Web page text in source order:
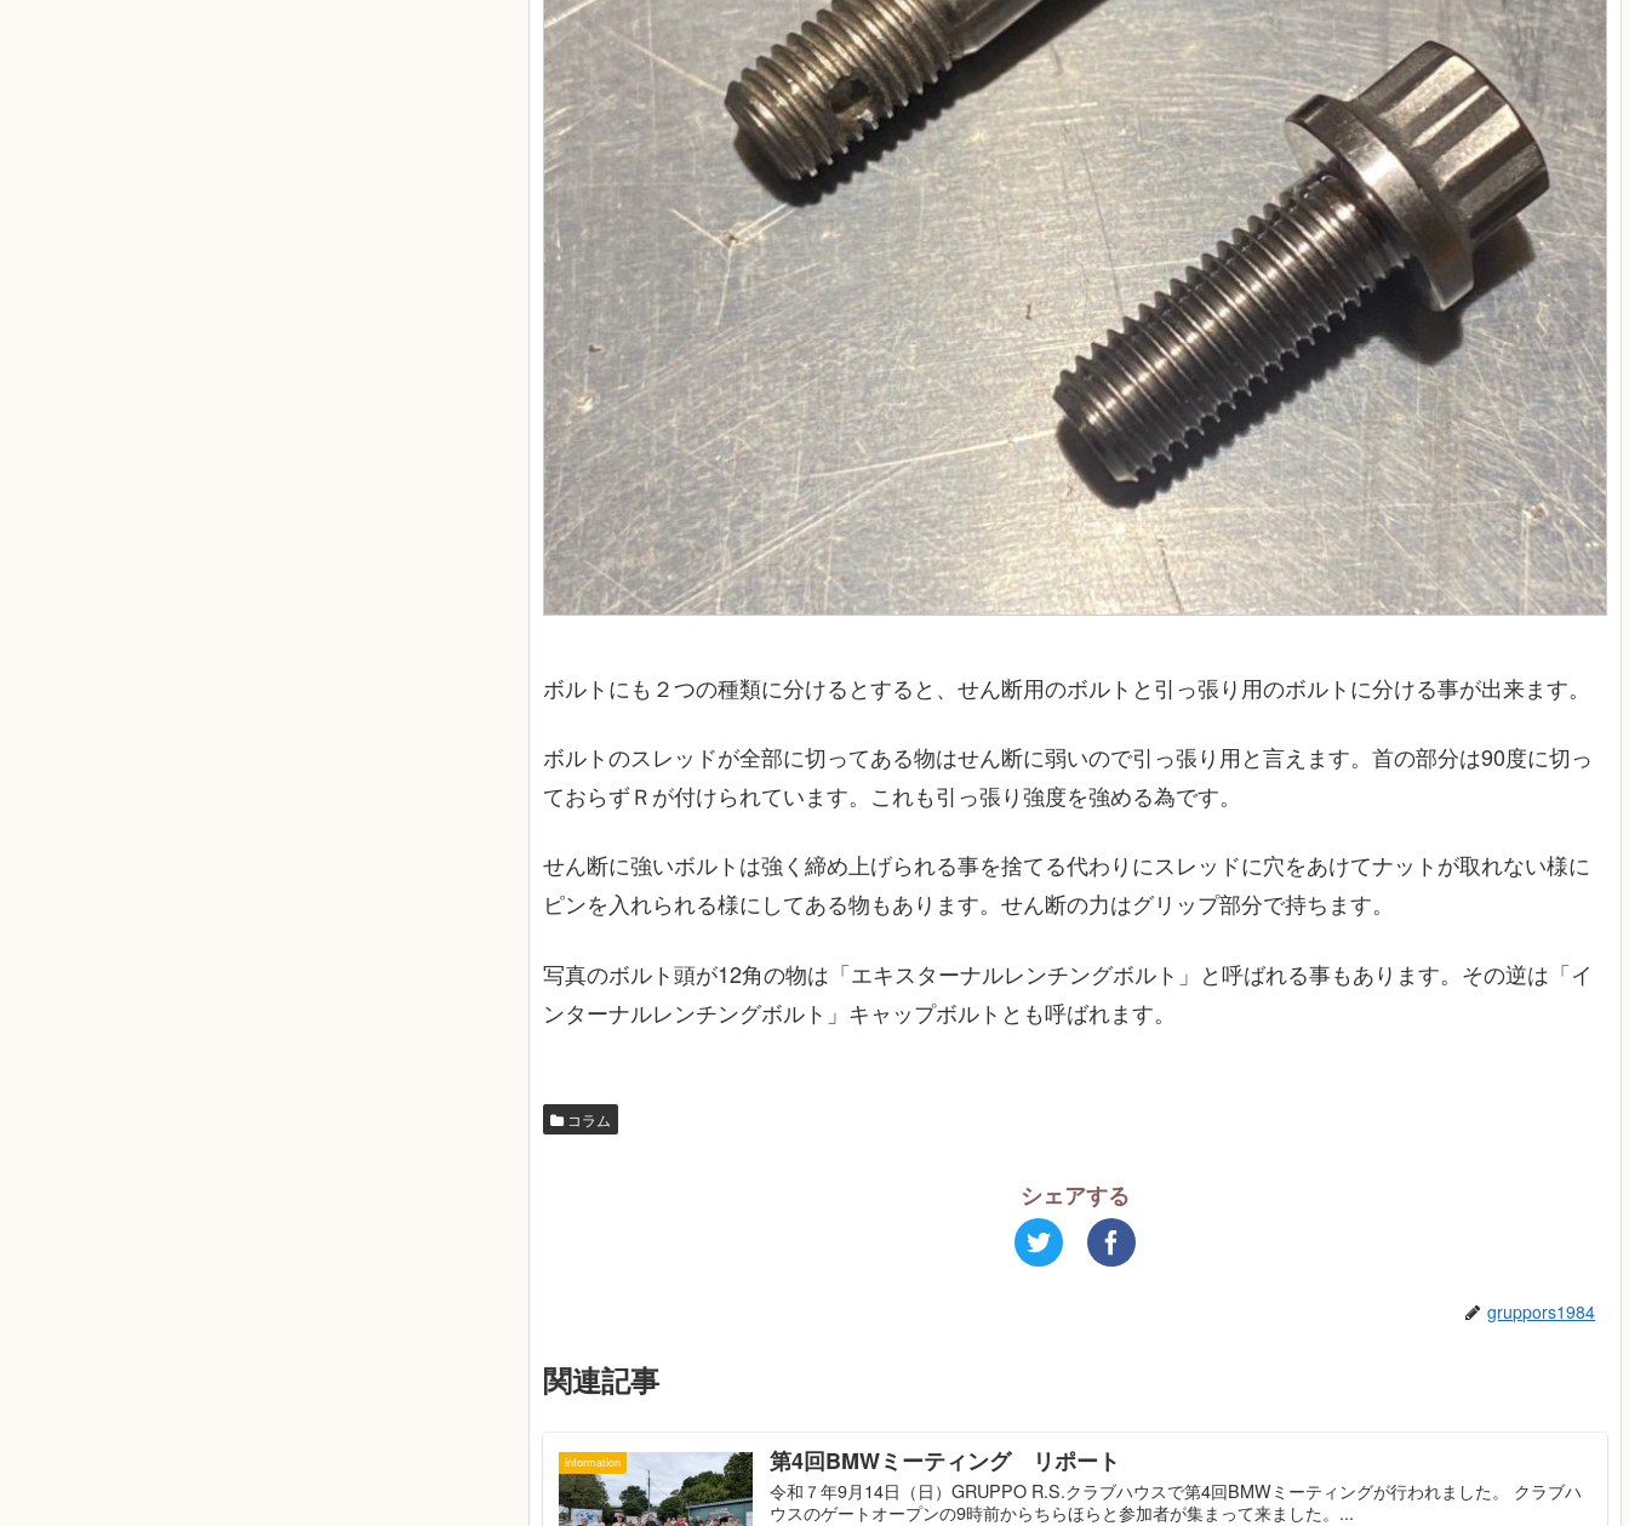
ボルトにも２つの種類に分けるとすると、せん断用のボルトと引っ張り用のボルトに分ける事が出来ます。
ボルトのスレッドが全部に切ってある物はせん断に弱いので引っ張り用と言えます。首の部分は90度に切っ
ておらずＲが付けられています。これも引っ張り強度を強める為です。
せん断に強いボルトは強く締め上げられる事を捨てる代わりにスレッドに穴をあけてナットが取れない様に
ピンを入れられる様にしてある物もあります。せん断の力はグリップ部分で持ちます。
写真のボルト頭が12角の物は「エキスターナルレンチングボルト」と呼ばれる事もあります。その逆は「イ
ンターナルレンチングボルト」キャップボルトとも呼ばれます。
コラム
シェアする
gruppors1984
関連記事
information 第4回BMWミーティング リポート
令和７年9月14日（日）GRUPPO R.S.クラブハウスで第4回BMWミーティングが行われました。 クラブハ
ウスのゲートオープンの9時前からちらほらと参加者が集まって来ました。...